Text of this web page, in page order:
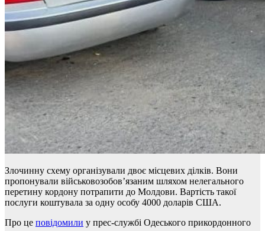
Злочинну схему організували двоє місцевих ділків. Вони
пропонували військовозобов’язаним шляхом нелегального
перетину кордону потрапити до Молдови. Вартість такої
послуги коштувала за одну особу 4000 доларів США.
Про це повідомили у прес-службі Одеського прикордонного